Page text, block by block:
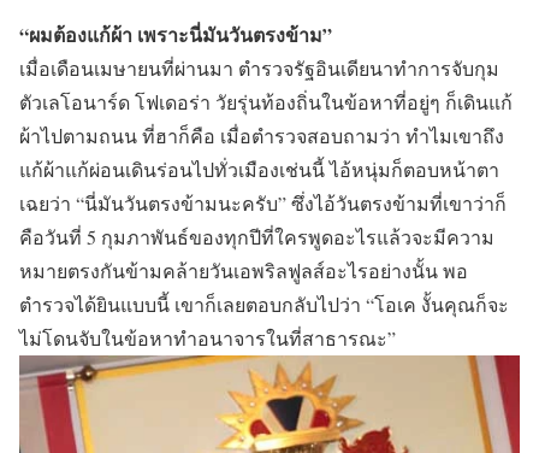
“ผมต้องแก้ผ้า เพราะนี่มันวันตรงข้าม”
เมื่อเดือนเมษายนที่ผ่านมา ตำรวจรัฐอินเดียนาทำการจับกุม
ตัวเลโอนาร์ด โฟเดอร่า วัยรุ่นท้องถิ่นในข้อหาที่อยู่ๆ ก็เดินแก้
ผ้าไปตามถนน ที่ฮาก็คือ เมื่อตำรวจสอบถามว่า ทำไมเขาถึง
แก้ผ้าแก้ผ่อนเดินร่อนไปทั่วเมืองเช่นนี้ ไอ้หนุ่มก็ตอบหน้าตา
เฉยว่า “นี่มันวันตรงข้ามนะครับ” ซึ่งไอ้วันตรงข้ามที่เขาว่าก็
คือวันที่ 5 กุมภาพันธ์ของทุกปีที่ใครพูดอะไรแล้วจะมีความ
หมายตรงกันข้ามคล้ายวันเอพริลฟูลส์อะไรอย่างนั้น พอ
ตำรวจได้ยินแบบนี้ เขาก็เลยตอบกลับไปว่า “โอเค งั้นคุณก็จะ
ไม่โดนจับในข้อหาทำอนาจารในที่สาธารณะ”